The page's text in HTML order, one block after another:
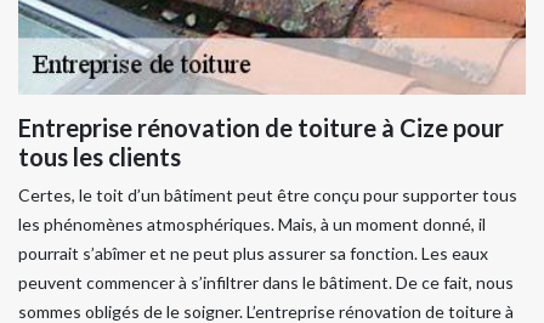
Entreprise rénovation de toiture à Cize pour
tous les clients
Certes, le toit d’un bâtiment peut être conçu pour supporter tous
les phénomènes atmosphériques. Mais, à un moment donné, il
pourrait s’abîmer et ne peut plus assurer sa fonction. Les eaux
peuvent commencer à s’infiltrer dans le bâtiment. De ce fait, nous
sommes obligés de le soigner. L’entreprise rénovation de toiture à